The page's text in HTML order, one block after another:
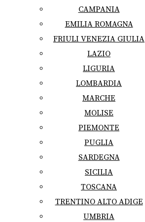
CAMPANIA
EMILIA ROMAGNA
FRIULI VENEZIA GIULIA
LAZIO
LIGURIA
LOMBARDIA
MARCHE
MOLISE
PIEMONTE
PUGLIA
SARDEGNA
SICILIA
TOSCANA
TRENTINO ALTO ADIGE
UMBRIA